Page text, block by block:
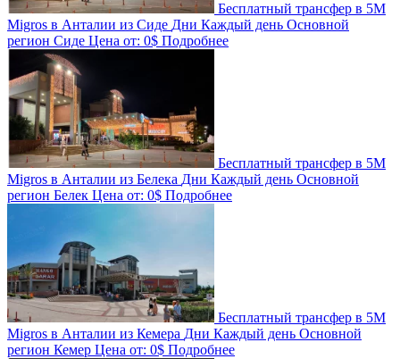
Бесплатный трансфер в 5M
Migros в Анталии из Сиде Дни Каждый день Основной
регион Сиде Цена от: 0$ Подробнее
Бесплатный трансфер в 5M
Migros в Анталии из Белека Дни Каждый день Основной
регион Белек Цена от: 0$ Подробнее
Бесплатный трансфер в 5M
Migros в Анталии из Кемера Дни Каждый день Основной
регион Кемер Цена от: 0$ Подробнее